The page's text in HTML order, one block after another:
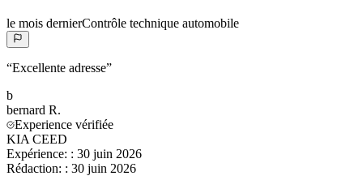
le mois dernierContrôle technique automobile
“Excellente adresse”
b
bernard R.
Experience vérifiée
KIA CEED
Expérience: : 30 juin 2026
Rédaction: : 30 juin 2026